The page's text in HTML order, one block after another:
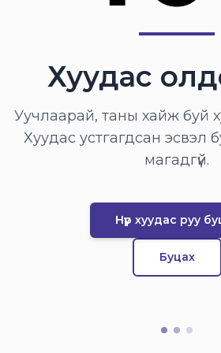
Хуудас
Уучлаарай, таны хайж буй
Хуудас устгагдсан эсвэл
магадгүй.
Нүүр хуудас руу
Буцах